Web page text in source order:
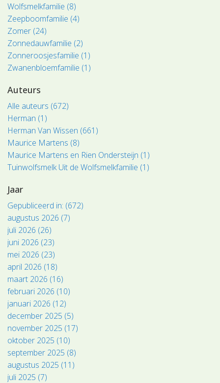
Wolfsmelkfamilie (8)
Zeepboomfamilie (4)
Zomer (24)
Zonnedauwfamilie (2)
Zonneroosjesfamilie (1)
Zwanenbloemfamilie (1)
Auteurs
Alle auteurs (672)
Herman (1)
Herman Van Wissen (661)
Maurice Martens (8)
Maurice Martens en Rien Ondersteijn (1)
Tuinwolfsmelk Uit de Wolfsmelkfamilie (1)
Jaar
Gepubliceerd in: (672)
augustus 2026 (7)
juli 2026 (26)
juni 2026 (23)
mei 2026 (23)
april 2026 (18)
maart 2026 (16)
februari 2026 (10)
januari 2026 (12)
december 2025 (5)
november 2025 (17)
oktober 2025 (10)
september 2025 (8)
augustus 2025 (11)
juli 2025 (7)